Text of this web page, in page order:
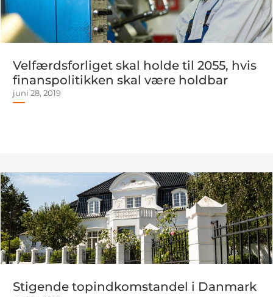
Velfærdsforliget skal holde til 2055, hvis
finanspolitikken skal være holdbar
juni 28, 2019
Stigende topindkomstandel i Danmark